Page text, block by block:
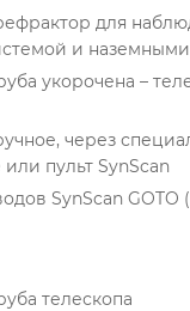
для
и
укорочена –
через
пульт SynScan
SynScan GOTO
телескопа